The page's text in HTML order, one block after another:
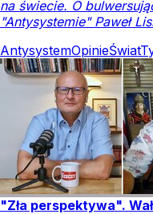
na świecie. O
"Antysystemie" Paweł
AntysystemOpinieŚwiat
"Zła perspektywa".